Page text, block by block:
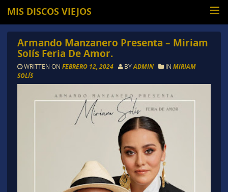
MIS DISCOS VIEJOS
Armando Manzanero Presenta – Miriam
Solís Feria De Amor.
WRITTEN ON FEBRERO 12, 2024 BYADMIN IN MIRIAM
SOLÍS